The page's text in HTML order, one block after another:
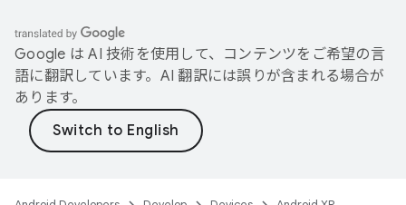
Google は AI 技術を使用して、コンテンツをご希望の言
語に翻訳しています。AI 翻訳には誤りが含まれる場合が
あります。